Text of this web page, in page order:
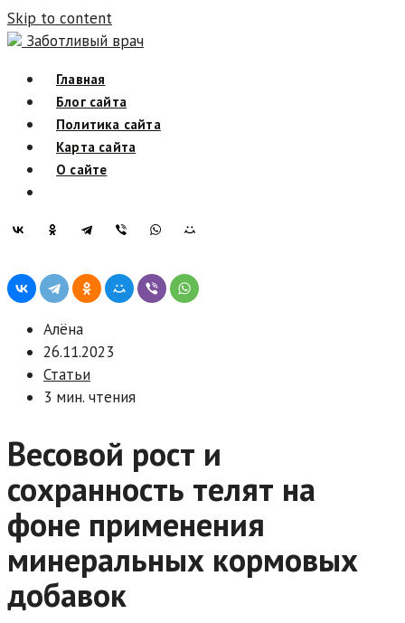
Skip to content
Заботливый врач
Главная
Блог сайта
Политика сайта
Карта сайта
О сайте
Алёна
26.11.2023
Статьи
3 мин. чтения
Весовой рост и
сохранность телят на
фоне применения
минеральных кормовых
добавок